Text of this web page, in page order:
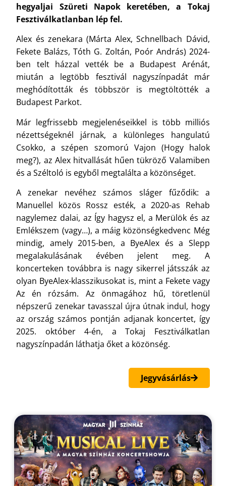
hegyaljai Szüreti Napok keretében, a Tokaj
Fesztiválkatlanban lép fel.
Alex és zenekara (Márta Alex, Schnellbach Dávid,
Fekete Balázs, Tóth G. Zoltán, Poór András) 2024-
ben telt házzal vették be a Budapest Arénát,
miután a legtöbb fesztivál nagyszínpadát már
meghódították és többször is megtöltötték a
Budapest Parkot.
Már legfrissebb megjelenéseikkel is több milliós
nézettségeknél járnak, a különleges hangulatú
Csokko, a szépen szomorú Vajon (Hogy halok
meg?), az Alex hitvallását hűen tükröző Valamiben
és a Széltoló is egyből megtalálta a közönséget.
A zenekar nevéhez számos sláger fűződik: a
Manuellel közös Rossz esték, a 2020-as Rehab
nagylemez dalai, az Így hagysz el, a Merülök és az
Emlékszem (vagy…), a máig közönségkedvenc Még
mindig, amely 2015-ben, a ByeAlex és a Slepp
megalakulásának évében jelent meg. A
koncerteken továbbra is nagy sikerrel játsszák az
olyan ByeAlex-klasszikusokat is, mint a Fekete vagy
Az én rózsám. Az önmagához hű, töretlenül
népszerű zenekar tavasszal újra útnak indul, hogy
az ország számos pontján adjanak koncertet, így
2025. október 4-én, a Tokaj Fesztiválkatlan
nagyszínpadán láthatja őket a közönség.
Jegyvásárlás